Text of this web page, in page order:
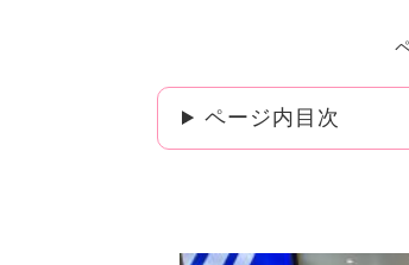
ページ内目次